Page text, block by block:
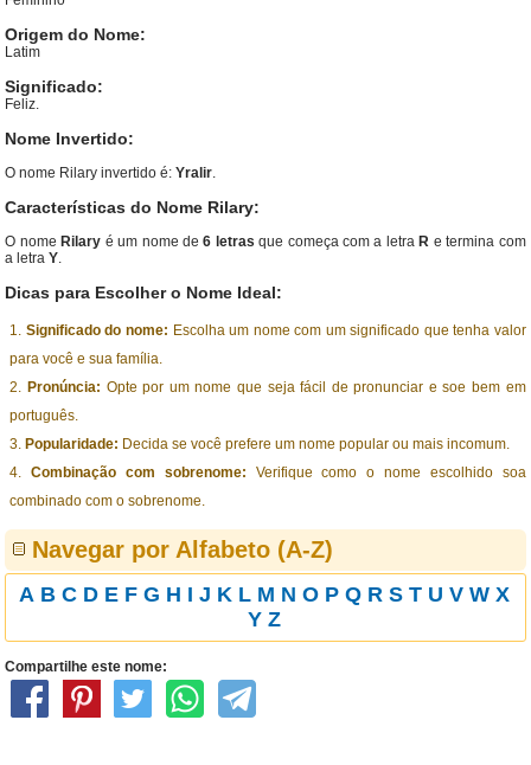
Origem do Nome:
Latim
Significado:
Feliz.
Nome Invertido:
O nome Rilary invertido é:Yralir.
Características do Nome Rilary:
O nome Rilary é um nome de6 letras que começa com a letra R e termina com
a letraY.
Dicas para Escolher o Nome Ideal:
Significado do nome: Escolha um nome com um significado que tenha valor
para você e sua família.
Pronúncia: Opte por um nome que seja fácil de pronunciar e soe bem em
português.
Popularidade: Decida se você prefere um nome popular ou mais incomum.
Combinação com sobrenome: Verifique como o nome escolhido soa
combinado com o sobrenome.
Navegar por Alfabeto (A-Z)
A B C D E F G H I J K L M N O P Q R S T U V W X
Y Z
Compartilhe este nome: